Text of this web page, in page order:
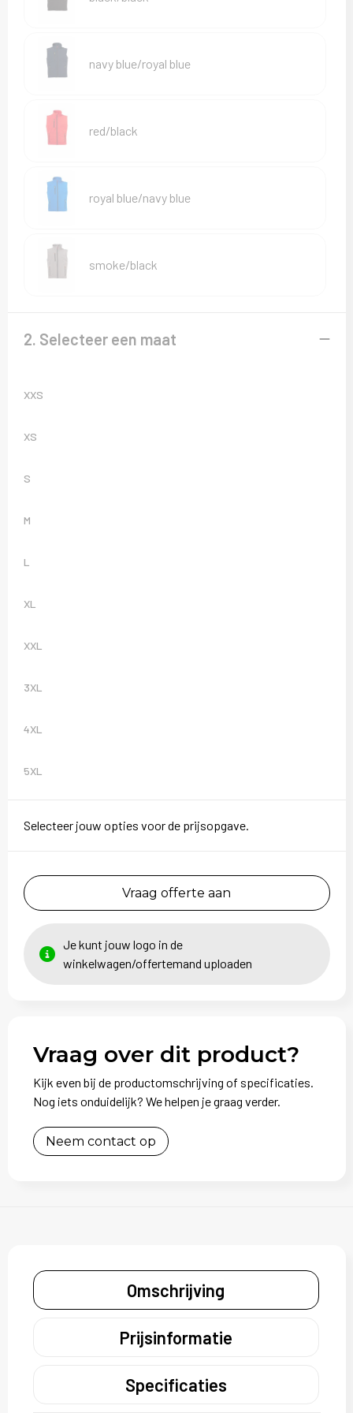
T-Shirts
Veiligheidsvesten en Veiligheidshesjes
Vesten
navy blue/royal blue
red/black
royal blue/navy blue
smoke/black
2. Selecteer een maat
XXS
XS
S
M
L
XL
XXL
3XL
4XL
5XL
Selecteer jouw opties voor de prijsopgave.
Vraag offerte aan
Je kunt jouw logo in de
winkelwagen/offertemand uploaden
Vraag over dit product?
Kijk even bij de productomschrijving of specificaties.
Nog iets onduidelijk? We helpen je graag verder.
Neem contact op
Omschrijving
Prijsinformatie
Specificaties